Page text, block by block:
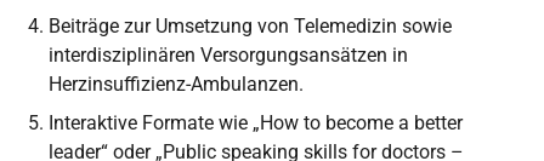
Beiträge zur Umsetzung von Telemedizin sowie
interdisziplinären Versorgungsansätzen in
Herzinsuffizienz-Ambulanzen.
Interaktive Formate wie „How to become a better
leader“ oder „Public speaking skills for doctors –